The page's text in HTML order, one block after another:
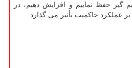
گیر حفظ نماییم و افزایش دهیم، در
بر عملکرد حاکمیت تأثیر می گذارد.